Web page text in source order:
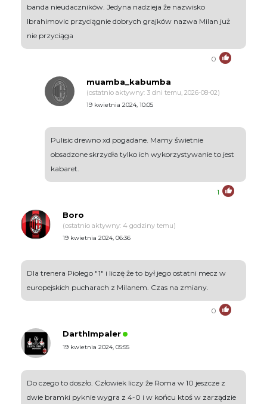
banda nieudaczników. Jedyna nadzieja że nazwisko
Ibrahimovic przyciągnie dobrych grajków nazwa Milan już
nie przyciąga
0
muamba_kabumba
(ostatnio aktywny: 3 dni temu, 2026-08-02)
19 kwietnia 2024, 10:05
Pulisic drewno xd pogadane. Mamy świetnie
obsadzone skrzydła tylko ich wykorzystywanie to jest
kabaret.
1
Boro
(ostatnio aktywny: 4 godziny temu)
19 kwietnia 2024, 06:36
Dla trenera Piolego "1" i liczę że to był jego ostatni mecz w
europejskich pucharach z Milanem. Czas na zmiany.
0
DarthImpaler
19 kwietnia 2024, 05:55
Do czego to doszło. Człowiek liczy że Roma w 10 jeszcze z
dwie bramki pyknie wygra z 4-0 i w końcu ktoś w zarządzie